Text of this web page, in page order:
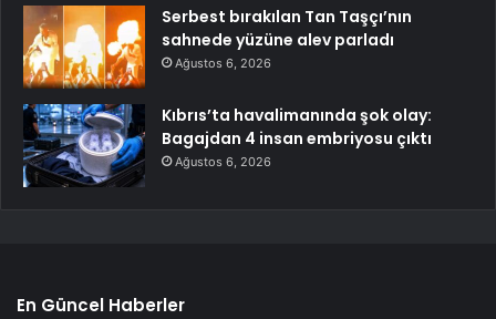
Serbest bırakılan Tan Taşçı’nın
sahnede yüzüne alev parladı
Ağustos 6, 2026
Kıbrıs’ta havalimanında şok olay:
Bagajdan 4 insan embriyosu çıktı
Ağustos 6, 2026
En Güncel Haberler